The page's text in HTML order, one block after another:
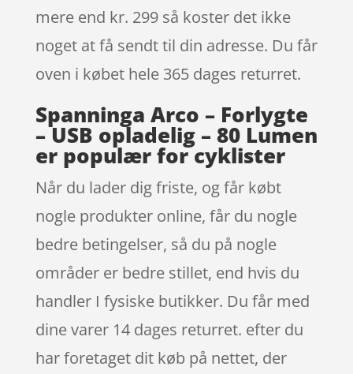
mere end kr. 299 så koster det ikke
noget at få sendt til din adresse. Du får
oven i købet hele 365 dages returret.
Spanninga Arco – Forlygte
– USB opladelig – 80 Lumen
er populær for cyklister
Når du lader dig friste, og får købt
nogle produkter online, får du nogle
bedre betingelser, så du på nogle
områder er bedre stillet, end hvis du
handler I fysiske butikker. Du får med
dine varer 14 dages returret. efter du
har foretaget dit køb på nettet, der